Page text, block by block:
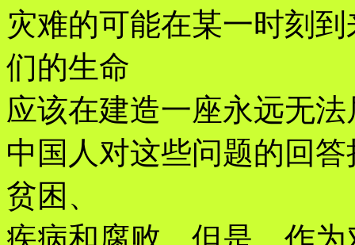
灾难的可能在某一时刻
们的生命
应该在建造一座永远无
中国人对这些问题的回
贫困、